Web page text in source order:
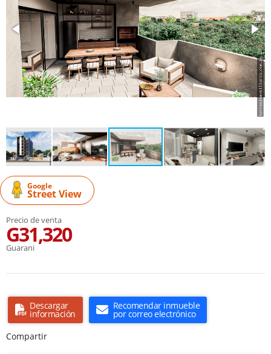
Google
Street View
Precio de venta
G31,320
Guarani
Descargar
información
Recomendar inmueble
por correo electrónico
Compartir